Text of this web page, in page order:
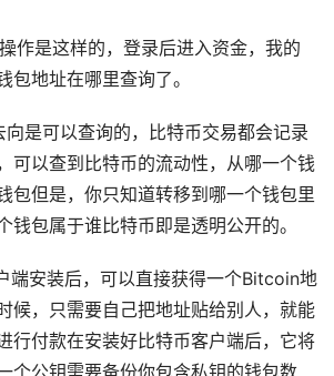
作是这样的，登录后进入资金，我的
包地址在哪里查询了。
是可以查询的，比特币交易都会记录
可以查到比特币的流动性，从哪一个钱
包但是，你只知道转移到哪一个钱包里
钱包属于谁比特币即是透明公开的。
端安装后，可以直接获得一个Bitcoin地
候，只需要自己把地址贴给别人，就能
行付款在安装好比特币客户端后，它将
个公钥需要备份你包含私钥的钱包数